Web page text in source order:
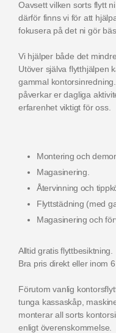
Oavsett vilken sorts flytt
därför finns vi för att
fokusera på det ni gör
Vi hjälper både det
Utöver själva flytthjälpen
gammal
påverkar er dagliga
erfarenhet viktigt för oss.
Montering och
Magasinering.
Återvinning och
Flyttstädning (med
Magasinering och
Alltid gratis flyttbesiktning.
Bra pris direkt eller inom
Förutom vanlig
tunga kassaskåp,
monterar all sorts
enligt överenskommelse.